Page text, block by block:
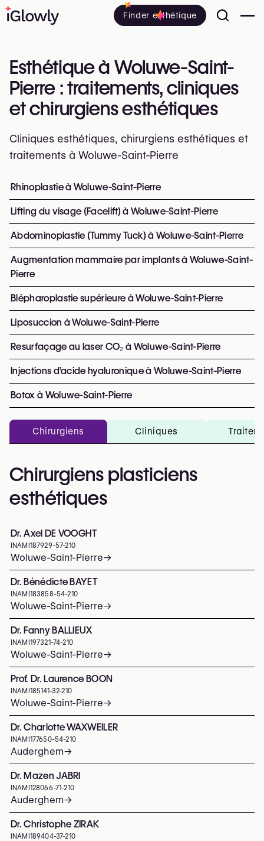
Finder esthétique
Esthétique à Woluwe-Saint-
Pierre : traitements, cliniques
et chirurgiens esthétiques
Cliniques esthétiques, chirurgiens esthétiques et
traitements à Woluwe-Saint-Pierre
Tout savoir sur l’esthétique à Woluwe-Saint-Pierre :
Top interventions et
Rhinoplastie à Woluwe-Saint-Pierre
Lifting du visage (Facelift) à Woluwe-Saint-Pierre
Abdominoplastie (Tummy Tuck) à Woluwe-Saint-Pierre
Augmentation mammaire par implants à Woluwe-Saint-
Pierre
Blépharoplastie supérieure à Woluwe-Saint-Pierre
Liposuccion à Woluwe-Saint-Pierre
Resurfaçage au laser CO₂ à Woluwe-Saint-Pierre
Injections d’acide hyaluronique à Woluwe-Saint-Pierre
Botox à Woluwe-Saint-Pierre
Chirurgiens Cliniques
Chirurgiens plasticiens
esthétiques
Dr. Axel DE VOOGHT
INAMI 187929-57-210
Woluwe-Saint-Pierre→
Dr. Bénédicte BAYET
INAMI 183858-54-210
Woluwe-Saint-Pierre→
Dr. Fanny BALLIEUX
INAMI 197321-74-210
Woluwe-Saint-Pierre→
Prof. Dr. Laurence BOON
INAMI 185141-32-210
Woluwe-Saint-Pierre→
Dr. Charlotte WAXWEILER
INAMI 177650-54-210
Auderghem→
Dr. Mazen JABRI
INAMI 128066-71-210
Auderghem→
Dr. Christophe ZIRAK
INAMI 189404-37-210